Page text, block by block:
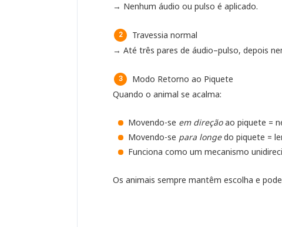
→ Nenhum áudio ou pulso é aplicado.
Travessia normal
→ Até três pares de áudio–pulso, depois
Modo Retorno ao Piquete
Quando o animal se acalma:
Movendo-se em direçãoao piquete =
Movendo-se para longedo piquete =
Funciona como um mecanismo
Os animais sempre mantêm escolha e